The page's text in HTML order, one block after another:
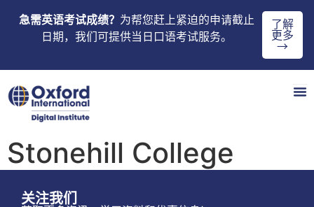
急需英语考试成绩？ 为帮您赶上紧迫的申请截止
日期，我们可提供当日口语考试服务。
了解
更多
→
Stonehill College
关注我们